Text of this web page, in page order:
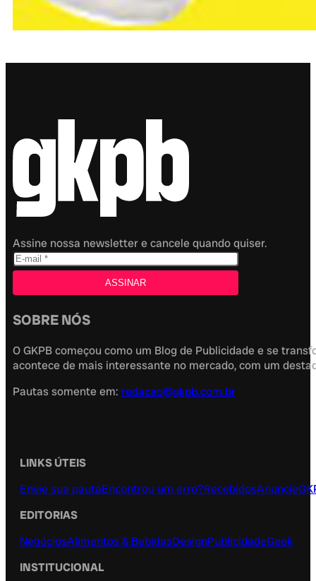
Assine nossa newsletter e cancele quando quiser.
SOBRE NÓS
O GKPB começou como um Blog de Publicidade e se
acontece de mais interessante no mercado, com um
Pautas somente em: redacao@gkpb.com.br
LINKS ÚTEIS
Envie sua pautaEncontrou um erro?RecebidosAnuncie
EDITORIAS
NegóciosAlimentos & BebidasDesignPublicidadeGeek
INSTITUCIONAL